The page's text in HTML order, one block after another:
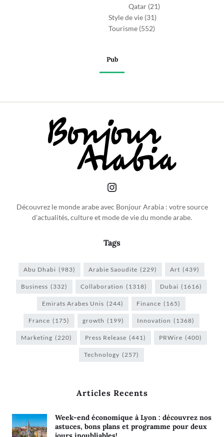
Qatar (21)
Style de vie (31)
Tourisme (552)
Pub
Découvrez le monde arabe avec Bonjour Arabia : votre source
d'actualités, culture et mode de vie du monde arabe.
Tags
Abu Dhabi (983) Arabie Saoudite (229) Art (439)
Business (332) Collaboration (1318) Dubai (1616)
Emirats Arabes Unis (244) Finance (165)
France (175) growth (199) Innovation (1368)
Marketing (220) Press Release (441) PRWire (400)
Technology (257)
Articles Recents
Week-end économique à Lyon : découvrez nos
astuces, bons plans et programme pour deux